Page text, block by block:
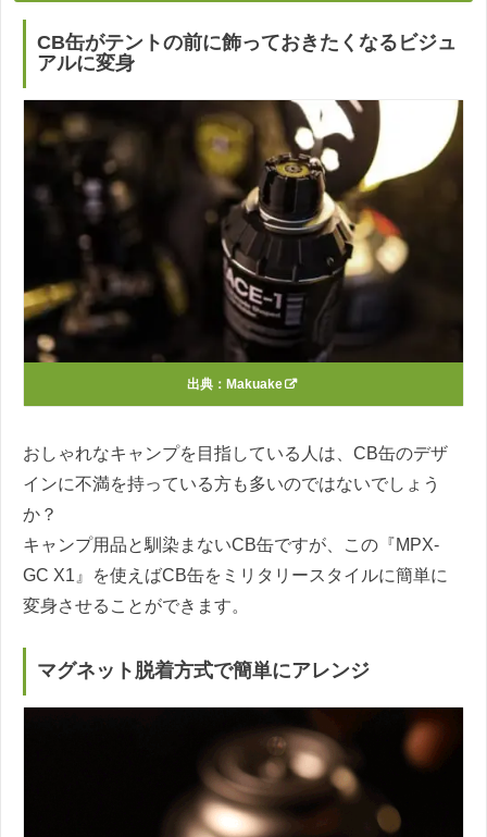
CB缶がテントの前に飾っておきたくなるビジュ
アルに変身
出典： Makuake
おしゃれなキャンプを目指している人は、CB缶のデザ
インに不満を持っている方も多いのではないでしょう
か？
キャンプ用品と馴染まないCB缶ですが、この『MPX-
GC X1』を使えばCB缶をミリタリースタイルに簡単に
変身させることができます。
マグネット脱着方式で簡単にアレンジ